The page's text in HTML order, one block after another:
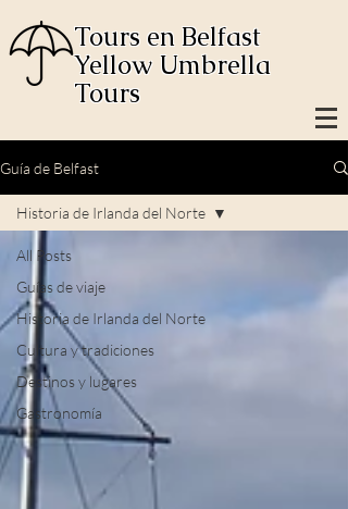
Tours en Belfast
Yellow Umbrella
Tours
Guía de Belfast
All Posts
Guías de viaje
Historia de Irlanda del Norte
Cultura y tradiciones
Destinos y lugares
Gastronomía
Historia de Irlanda del Norte